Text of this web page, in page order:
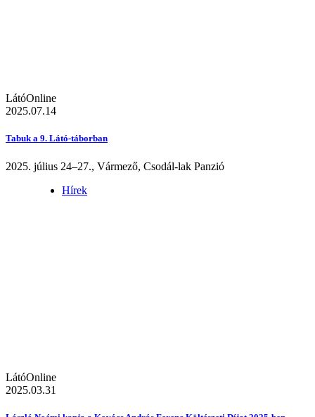
LátóOnline
2025.07.14
Tabuk a 9. Látó-táborban
2025. július 24–27., Vármező, Csodál-lak Panzió
Hírek
LátóOnline
2025.03.31